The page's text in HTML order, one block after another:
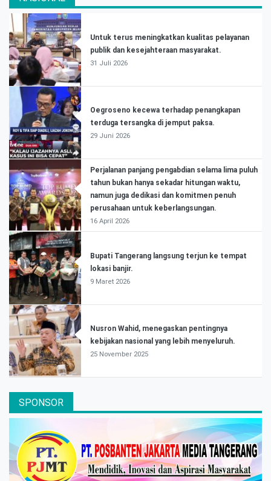
Untuk terus meningkatkan kualitas pelayanan
publik dan kesejahteraan masyarakat.
31 Juli 2026
Oegroseno kecewa terhadap penangkapan
terduga tersangka di jemput paksa.
29 Juni 2026
Perjalanan panjang pengabdian selama lima puluh
tahun bukan hanya sekadar hitungan waktu,
namun juga dedikasi dan komitmen penuh
perusahaan untuk keberlangsungan.
16 April 2026
Bupati Tangerang langsung terjun ke tempat
lokasi banjir.
9 Maret 2026
Nusron Wahid, menegaskan pentingnya
kebijakan nasional yang lebih menyeluruh.
25 November 2025
SPONSOR